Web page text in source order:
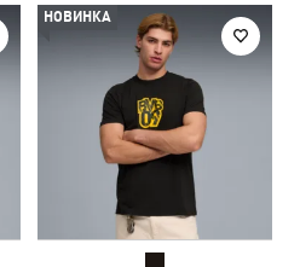
НОВИНКА